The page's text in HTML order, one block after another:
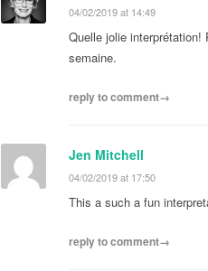
04/02/2019 at 14:49
Quelle jolie
semaine.
reply to comment→
Jen Mitchell
04/02/2019 at 17:50
This a such a fun
reply to comment→